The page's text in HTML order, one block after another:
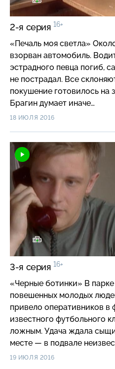
2-я серия 16+
«Печаль моя светла»
взорван автомобиль.
эстрадного певца погиб,
не пострадал. Все
покушение готовилось на
Брагин думает иначе…
18 ИЮЛЯ 2016
3-я серия 16+
«Черные ботинки» В парке обнаружены двое
повешенных молодых
привело оперативников в
известного футбольного
ложным. Удача ждала
месте — в подвале
найдены два черных
19 ИЮЛЯ 2016